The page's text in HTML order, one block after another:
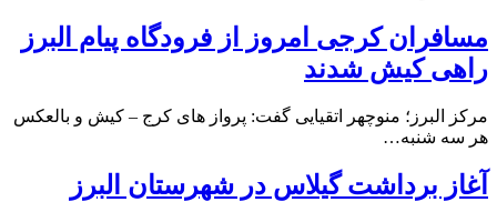
مسافران کرجی امروز از فرودگاه پیام البرز
راهی کیش شدند
مرکز البرز؛ منوچهر اتقیایی گفت: پرواز های کرج – کیش و بالعکس
هر سه شنبه…
آغاز برداشت گیلاس در شهرستان البرز